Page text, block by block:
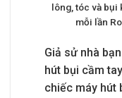
lông, tóc và bụi
mỗi lần
Giả sử nhà
hút bụi cầm
chiếc máy hút